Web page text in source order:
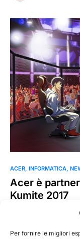
Per fornire le migliori
ACER INFORMATICA
Acer è
Kumite 2017
Acer è Partner
quale…